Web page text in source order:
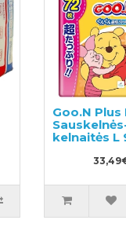
Goo.N Plus
kelnaitės L